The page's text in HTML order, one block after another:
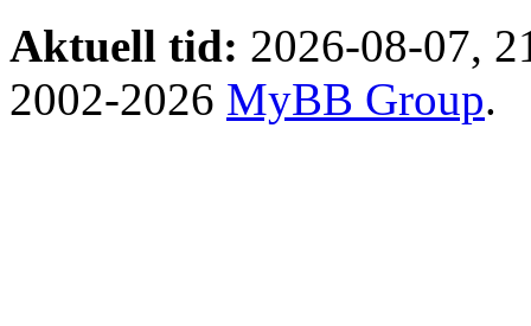
Aktuell tid: 2026-08-07,
2002-2026 MyBB Group.